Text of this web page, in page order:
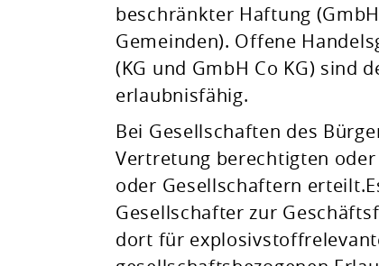
beschränkter Haftung
Gemeinden). Offene
(KG und GmbH Co KG) sind
erlaubnisfähig.
Bei Gesellschaften des
Vertretung berechtigten
oder Gesellschaftern erteilt.
Gesellschafter zur
dort für